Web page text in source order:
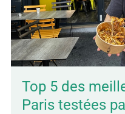
Top 5 des
Paris testées